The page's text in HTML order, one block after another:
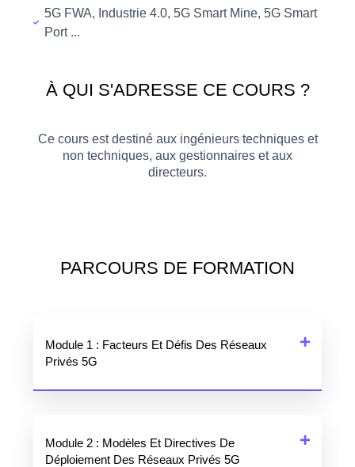
5G FWA, Industrie 4.0, 5G Smart Mine, 5G Smart
Port ...
À QUI S'ADRESSE CE COURS ?
Ce cours est destiné aux ingénieurs techniques et
non techniques, aux gestionnaires et aux
directeurs.
PARCOURS DE FORMATION
Module 1 : Facteurs Et Défis Des Réseaux
Privés 5G
Module 2 : Modèles Et Directives De
Déploiement Des Réseaux Privés 5G